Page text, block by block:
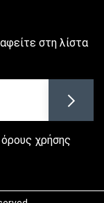
στη λίστα
όρους χρήσης